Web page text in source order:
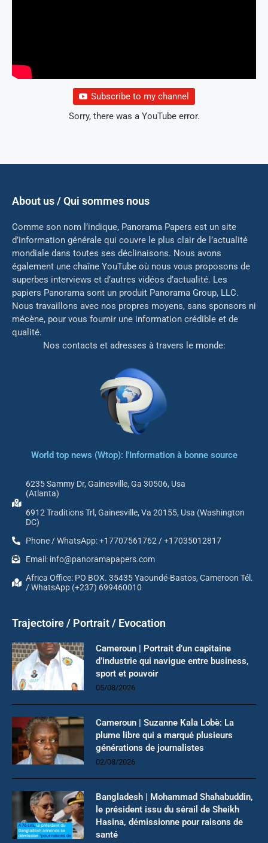
Subscribe to my channel
Sorry, there was a YouTube error.
About us / Qui sommes nous
Comme son nom l’indique, Panorama Papers est un site
d’information générale qui couvre le plus clair de l’actualité
mondiale dans toutes ses déclinaisons. Nous avons
également une chaîne YouTube où nous vous proposons de
superbes interviews et d’autres vidéos d’actualité. Les
papiers Panorama sont un produit Panorama Group, LLC.
Nous travaillons avec nos propres moyens, sans sponsors ni
mécène, pour vous fournir une information crédible et de
qualité.
Nos contacts et adresses à travers le monde:
World top news (Wtop): l'Information à bonne source
6235 Sammy Dr, Gainesville, Ga 30506, Usa
(Atlanta)
6912 Traditions Trl, Gainesville, Va 20155, Usa (Washington
DC)
Phone / WhatsApp: +17707561762 / +17035012817
Email: info@panoramapapers.com
Africa Office: PO BOX. 35435 Yaoundé-Bastos, Cameroon Tél.
/ WhatsApp (+237) 699460010
Trajectoire / Portrait / Evocation
Cameroun | Portrait d’un capitaine
d’industrie qui navigue entre business,
sport et pouvoir
05/08/2026
Cameroun | Suzanne Kala Lobè: La
plume libre qui a marqué plusieurs
générations de journalistes
02/08/2026
Bangladesh | Mohammad Shahabuddin,
le président issu du sérail de Sheikh
Hasina, démissionne pour raisons de
santé